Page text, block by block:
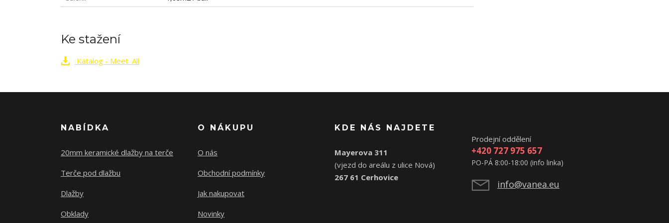
Ke stažení
Katalog - Meet_All
NABÍDKA
20mm keramické dlažby na terče
Terče pod dlažbu
Dlažby
Obklady
O NÁKUPU
O nás
Obchodní podmínky
Jak nakupovat
Novinky
KDE NÁS NAJDETE
Mayerova 311
(vjezd do areálu z ulice Nová)
267 61 Cerhovice
Prodejní oddělení
+420 727 975 657
PO-PÁ 8:00-18:00 (info linka)
info@vanea.eu